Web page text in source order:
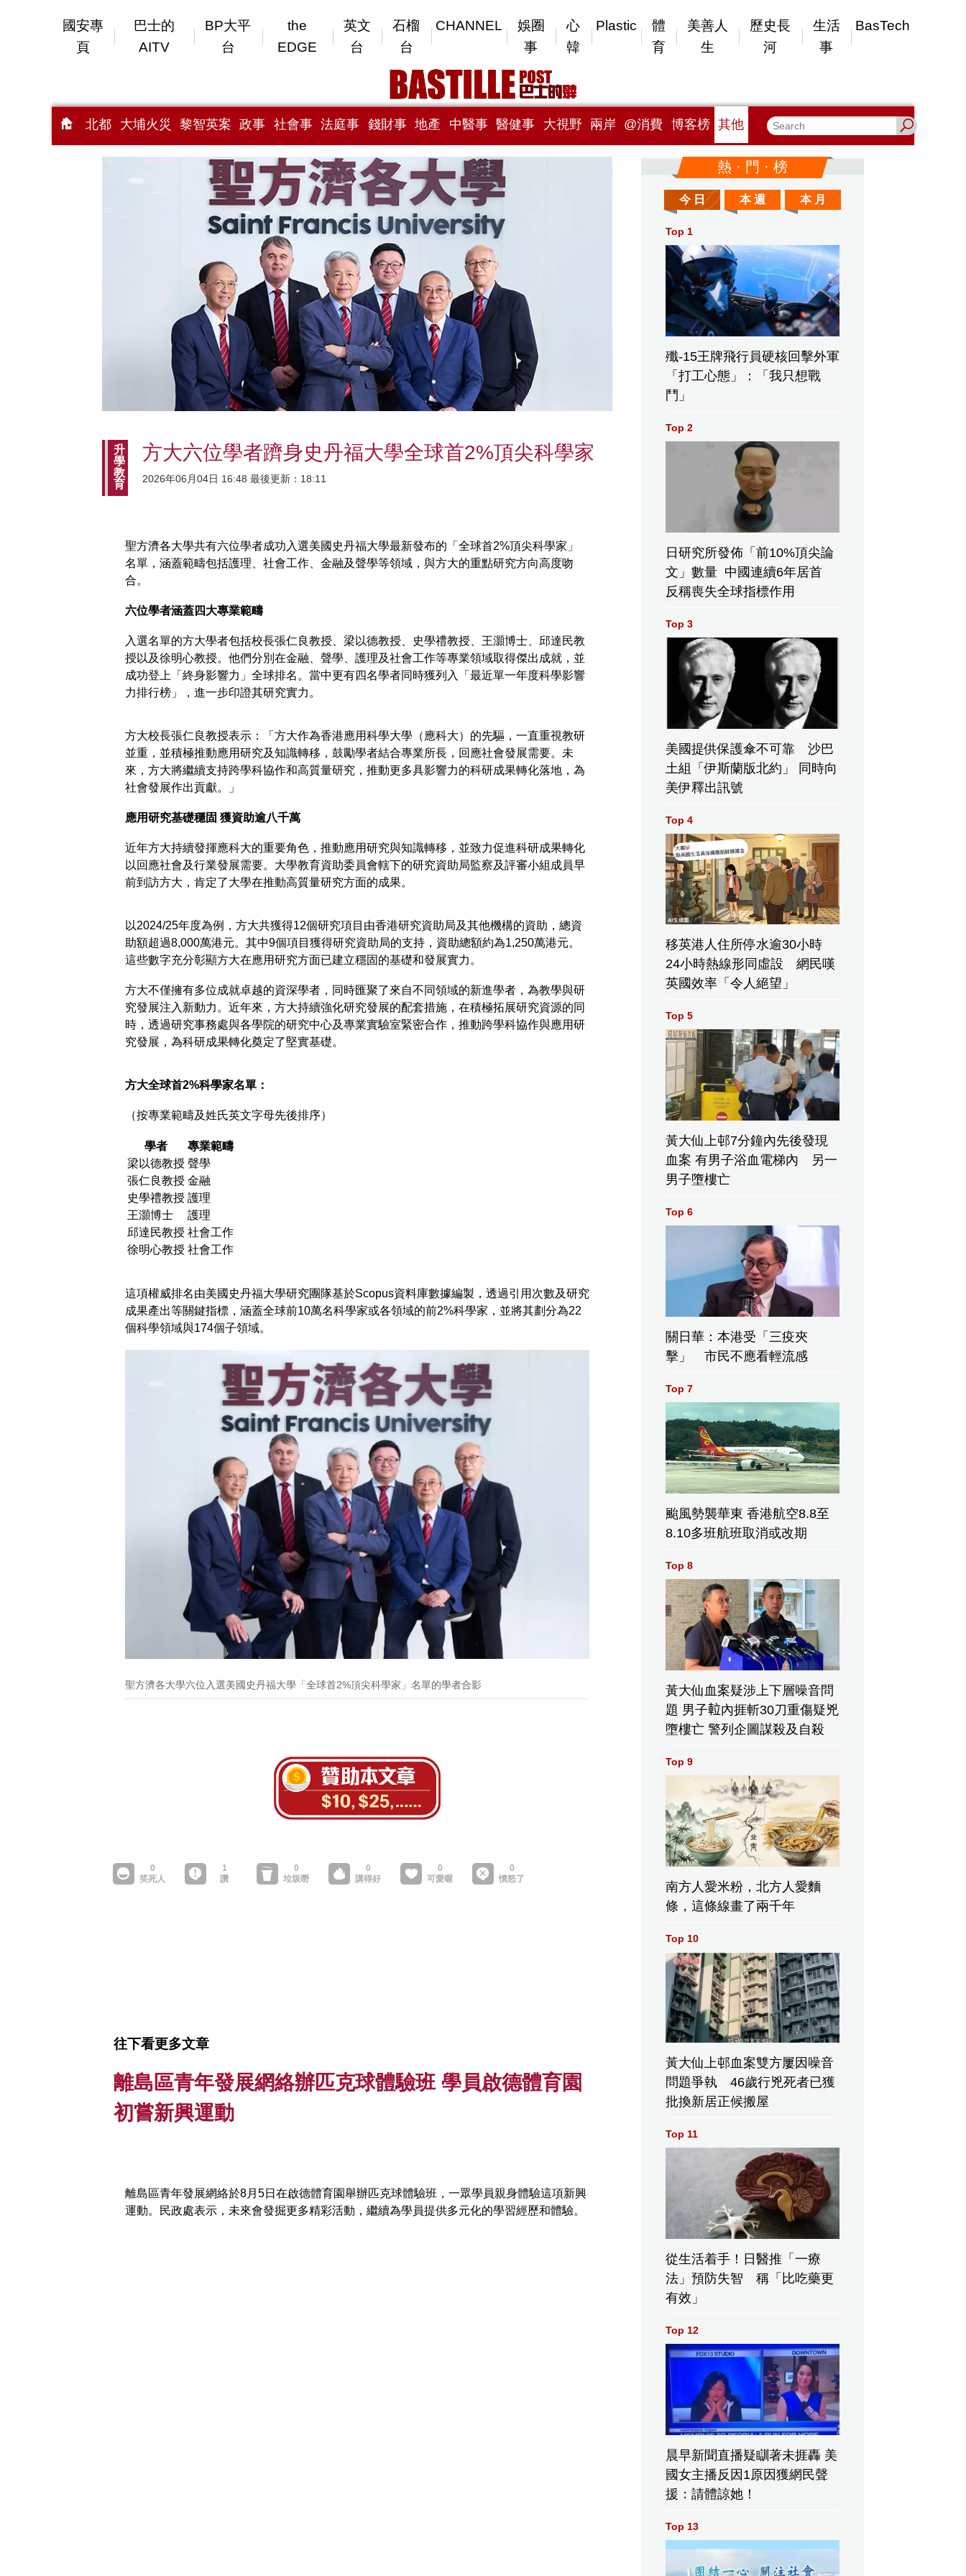
國安專
頁
巴士的
AITV
BP大平
台
the
EDGE
英文
台
石榴
台
CHANNEL
娛圈
事
心
韓
Plastic
體
育
美善人
生
歷史長
河
生活
事
BasTech
北都 大埔火災 黎智英案 政事 社會事 法庭事 錢財事 地產 中醫事 醫健事 大視野 兩岸 @消費 博客榜 其他
升
學
教
育
方大六位學者躋身史丹福大學全球首2%頂尖科學家
2026年06月04日 16:48 最後更新：18:11
聖方濟各大學共有六位學者成功入選美國史丹福大學最新發布的「全球首2%頂尖科學家」
名單，涵蓋範疇包括護理、社會工作、金融及聲學等領域，與方大的重點研究方向高度吻
合。
六位學者涵蓋四大專業範疇
入選名單的方大學者包括校長張仁良教授、梁以德教授、史學禮教授、王灝博士、邱達民教
授以及徐明心教授。他們分別在金融、聲學、護理及社會工作等專業領域取得傑出成就，並
成功登上「終身影響力」全球排名。當中更有四名學者同時獲列入「最近單一年度科學影響
力排行榜」，進一步印證其研究實力。
方大校長張仁良教授表示：「方大作為香港應用科學大學（應科大）的先驅，一直重視教研
並重，並積極推動應用研究及知識轉移，鼓勵學者結合專業所長，回應社會發展需要。未
來，方大將繼續支持跨學科協作和高質量研究，推動更多具影響力的科研成果轉化落地，為
社會發展作出貢獻。」
應用研究基礎穩固 獲資助逾八千萬
近年方大持續發揮應科大的重要角色，推動應用研究與知識轉移，並致力促進科研成果轉化
以回應社會及行業發展需要。大學教育資助委員會轄下的研究資助局監察及評審小組成員早
前到訪方大，肯定了大學在推動高質量研究方面的成果。
以2024/25年度為例，方大共獲得12個研究項目由香港研究資助局及其他機構的資助，總資
助額超過8,000萬港元。其中9個項目獲得研究資助局的支持，資助總額約為1,250萬港元。
這些數字充分彰顯方大在應用研究方面已建立穩固的基礎和發展實力。
方大不僅擁有多位成就卓越的資深學者，同時匯聚了來自不同領域的新進學者，為教學與研
究發展注入新動力。近年來，方大持續強化研究發展的配套措施，在積極拓展研究資源的同
時，透過研究事務處與各學院的研究中心及專業實驗室緊密合作，推動跨學科協作與應用研
究發展，為科研成果轉化奠定了堅實基礎。
方大全球首2%科學家名單：
（按專業範疇及姓氏英文字母先後排序）
學者
專業範疇
梁以德教授 聲學
張仁良教授 金融
史學禮教授 護理
王灝博士
護理
邱達民教授 社會工作
徐明心教授 社會工作
這項權威排名由美國史丹福大學研究團隊基於Scopus資料庫數據編製，透過引用次數及研究
成果產出等關鍵指標，涵蓋全球前10萬名科學家或各領域的前2%科學家，並將其劃分為22
個科學領域與174個子領域。
聖方濟各大學六位入選美國史丹福大學「全球首2%頂尖科學家」名單的學者合影
往下看更多文章
離島區青年發展網絡辦匹克球體驗班 學員啟德體育園
初嘗新興運動
離島區青年發展網絡於8月5日在啟德體育園舉辦匹克球體驗班，一眾學員親身體驗這項新興
運動。民政處表示，未來會發掘更多精彩活動，繼續為學員提供多元化的學習經歷和體驗。
熱 · 門 · 榜
今 日 本 週 本 月
Top 1
殲-15王牌飛行員硬核回擊外軍
「打工心態」：「我只想戰
鬥」
Top 2
日研究所發佈「前10%頂尖論
文」數量 中國連續6年居首
反稱喪失全球指標作用
Top 3
美國提供保護傘不可靠 沙巴
土組「伊斯蘭版北約」 同時向
美伊釋出訊號
Top 4
移英港人住所停水逾30小時
24小時熱線形同虛設 網民嘆
英國效率「令人絕望」
Top 5
黃大仙上邨7分鐘內先後發現
血案 有男子浴血電梯內 另一
男子墮樓亡
Top 6
關日華：本港受「三疫夾
擊」 市民不應看輕流感
Top 7
颱風勢襲華東 香港航空8.8至
8.10多班航班取消或改期
Top 8
黃大仙血案疑涉上下層噪音問
題 男子𨋢內捱斬30刀重傷疑兇
墮樓亡 警列企圖謀殺及自殺
Top 9
南方人愛米粉，北方人愛麵
條，這條線畫了兩千年
Top 10
黃大仙上邨血案雙方屢因噪音
問題爭執 46歲行兇死者已獲
批換新居正候搬屋
Top 11
從生活着手！日醫推「一療
法」預防失智 稱「比吃藥更
有效」
Top 12
晨早新聞直播疑瞓著未捱轟 美
國女主播反因1原因獲網民聲
援：請體諒她！
Top 13